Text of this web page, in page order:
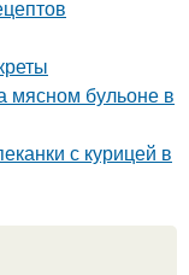
мясном бульоне в
с курицей в